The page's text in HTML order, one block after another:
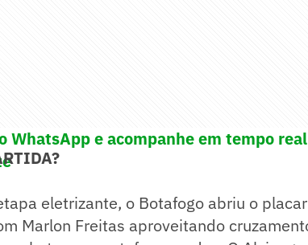
WhatsApp e acompanhe em tempo
eletrizante, o Botafogo abriu o
Marlon Freitas aproveitando